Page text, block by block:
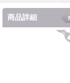
商品詳細